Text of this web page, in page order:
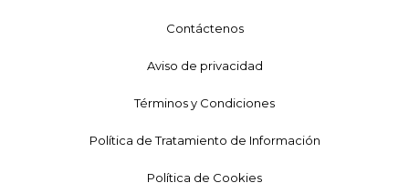
Contáctenos
Aviso de privacidad
Términos y Condiciones
Política de Tratamiento de Información
Política de Cookies